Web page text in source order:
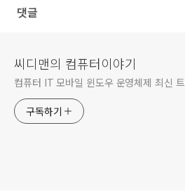
댓글
씨디맨의 컴퓨터이야기
컴퓨터 IT 모바일 윈도우 운영체제 최신
구독하기